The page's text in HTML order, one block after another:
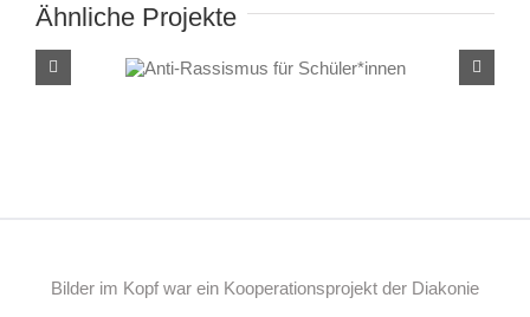
Ähnliche ProjekteAnti-Rassismus für
Schüler*innen
Bilder im Kopf war ein Kooperationsprojekt der Diakonie